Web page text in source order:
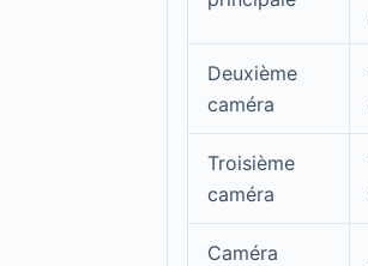
Deuxième
caméra
Troisième
caméra
Caméra